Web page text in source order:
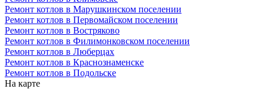
Ремонт котлов в Марушкинском поселении
Ремонт котлов в Первомайском поселении
Ремонт котлов в Востряково
Ремонт котлов в Филимонковском поселении
Ремонт котлов в Люберцах
Ремонт котлов в Краснознаменске
Ремонт котлов в Подольске
На карте